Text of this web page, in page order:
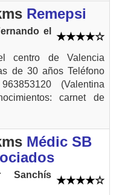
Remepsi
el
centro de Valencia
de 30 años Teléfono
(Valentina
carnet de
Médic SB
Sanchís